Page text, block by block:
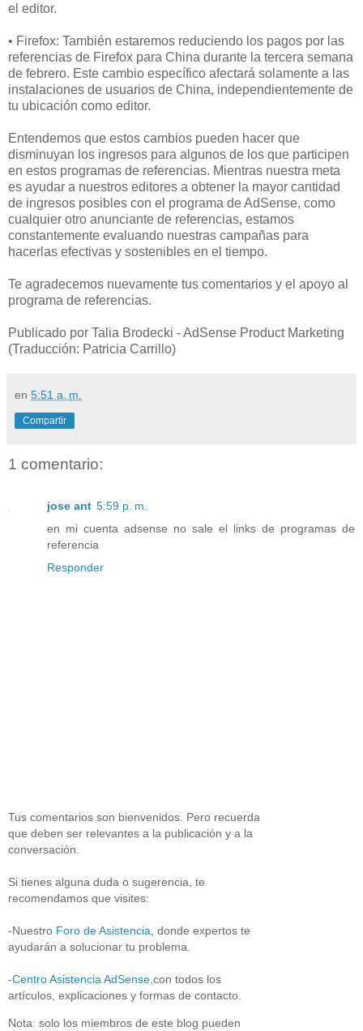
el editor.
• Firefox: También estaremos reduciendo los pagos por las
referencias de Firefox para China durante la tercera semana
de febrero. Este cambio específico afectará solamente a las
instalaciones de usuarios de China, independientemente de
tu ubicación como editor.
Entendemos que estos cambios pueden hacer que
disminuyan los ingresos para algunos de los que participen
en estos programas de referencias. Mientras nuestra meta
es ayudar a nuestros editores a obtener la mayor cantidad
de ingresos posibles con el programa de AdSense, como
cualquier otro anunciante de referencias, estamos
constantemente evaluando nuestras campañas para
hacerlas efectivas y sostenibles en el tiempo.
Te agradecemos nuevamente tus comentarios y el apoyo al
programa de referencias.
Publicado por Talia Brodecki - AdSense Product Marketing
(Traducción: Patricia Carrillo)
en 5:51 a. m.
Compartir
1 comentario:
jose ant 5:59 p. m.
en mi cuenta adsense no sale el links de programas de
referencia
Responder
Tus comentarios son bienvenidos. Pero recuerda
que deben ser relevantes a la publicación y a la
conversación.
Si tienes alguna duda o sugerencia, te
recomendamos que visites:
-Nuestro Foro de Asistencia , donde expertos te
ayudarán a solucionar tu problema.
-Centro Asistencia AdSense ,con todos los
artículos, explicaciones y formas de contacto.
Nota: solo los miembros de este blog pueden